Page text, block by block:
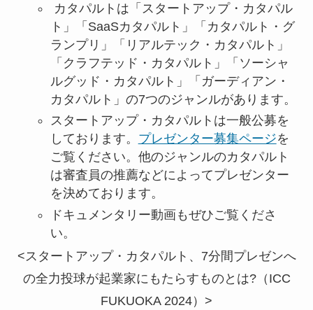
カタパルトは「スタートアップ・カタパル
ト」「SaaSカタパルト」「カタパルト・グ
ランプリ」「リアルテック・カタパルト」
「クラフテッド・カタパルト」「ソーシャ
ルグッド・カタパルト」「ガーディアン・
カタパルト」の7つのジャンルがあります。
スタートアップ・カタパルトは一般公募を
しております。 プレゼンター募集ページを
ご覧ください。他のジャンルのカタパルト
は審査員の推薦などによってプレゼンター
を決めております。
ドキュメンタリー動画もぜひご覧くださ
い。
<スタートアップ・カタパルト、7分間プレゼンへ
の全力投球が起業家にもたらすものとは?（ICC
FUKUOKA 2024）>